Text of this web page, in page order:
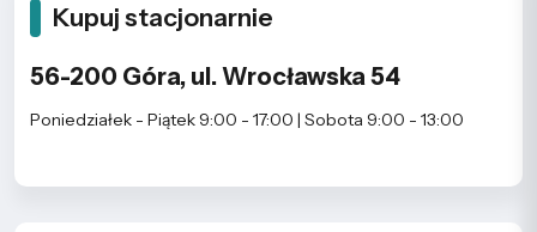
Kupuj stacjonarnie
56-200 Góra, ul. Wrocławska 54
Poniedziałek - Piątek 9:00 - 17:00 | Sobota 9:00 - 13:00